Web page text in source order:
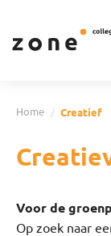
Home Creatief
Voor de
Op zoek naar